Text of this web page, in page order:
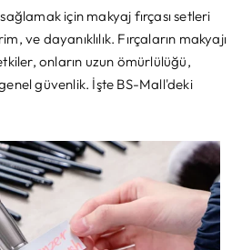
için makyaj fırçası setleri
ve dayanıklılık. Fırçaların makyajı
onların uzun ömürlülüğü,
güvenlik. İşte BS-Mall'deki